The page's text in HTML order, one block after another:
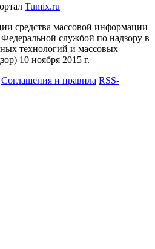
Tumix.ru
средства массовой информации
службой по надзору в
технологий и массовых
10 ноября 2015 г.
Соглашения и правила RSS-